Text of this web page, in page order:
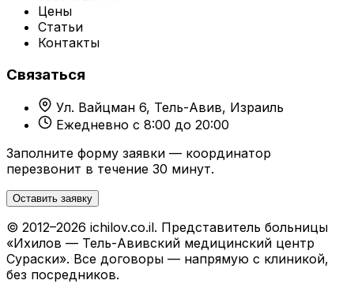
Цены
Статьи
Контакты
Связаться
Ул. Вайцман 6, Тель-Авив, Израиль
Ежедневно с 8:00 до 20:00
Заполните форму заявки — координатор
перезвонит в течение 30 минут.
Оставить заявку
© 2012–2026 ichilov.co.il. Представитель больницы
«Ихилов — Тель-Авивский медицинский центр
Сураски». Все договоры — напрямую с клиникой,
без посредников.